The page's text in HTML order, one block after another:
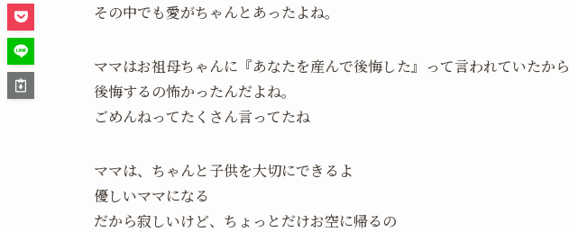
その中でも愛がちゃんとあったよね。
ママはお祖母ちゃんに『あなたを産んで後悔した』って言われていたから
後悔するの怖かったんだよね。
ごめんねってたくさん言ってたね
ママは、ちゃんと子供を大切にできるよ
優しいママになる
だから寂しいけど、ちょっとだけお空に帰るの